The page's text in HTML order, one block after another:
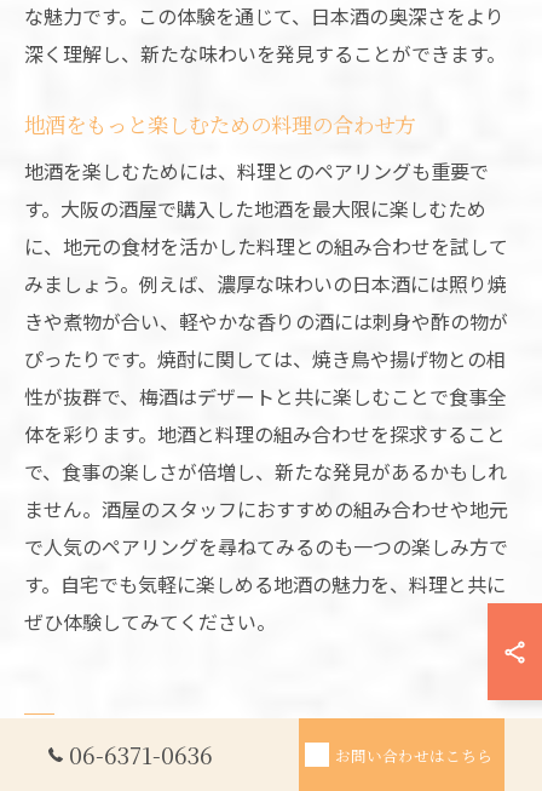
な魅力です。この体験を通じて、日本酒の奥深さをより
深く理解し、新たな味わいを発見することができます。
地酒をもっと楽しむための料理の合わせ方
地酒を楽しむためには、料理とのペアリングも重要で
す。大阪の酒屋で購入した地酒を最大限に楽しむため
に、地元の食材を活かした料理との組み合わせを試して
みましょう。例えば、濃厚な味わいの日本酒には照り焼
きや煮物が合い、軽やかな香りの酒には刺身や酢の物が
ぴったりです。焼酎に関しては、焼き鳥や揚げ物との相
性が抜群で、梅酒はデザートと共に楽しむことで食事全
体を彩ります。地酒と料理の組み合わせを探求すること
で、食事の楽しさが倍増し、新たな発見があるかもしれ
ません。酒屋のスタッフにおすすめの組み合わせや地元
で人気のペアリングを尋ねてみるのも一つの楽しみ方で
す。自宅でも気軽に楽しめる地酒の魅力を、料理と共に
ぜひ体験してみてください。
大阪府の酒屋で見つける、心温ま
06-6371-0636 お問い合わせはこちら